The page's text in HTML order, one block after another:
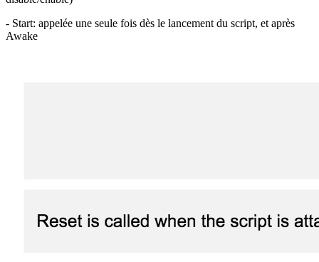
- Start: appelée une seule fois dès le lancement du script, et après
Awake